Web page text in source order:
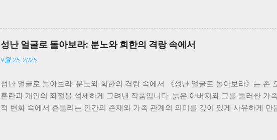
이야기가 아니라, 일제강점기부터 한국전쟁, 그리고 산업화 시대까지 격동의 시대
니다. 서희는 끊임없이 변화하는 시대 속에서 굴곡진 삶을 살아가지만, 그 속에서도
지를 보여줍니다. 그녀의 삶은 마치 끊임없이 흐르는 강물처럼, 때로는 잔잔하게, 때
삶을 따라가면서, 역사의 흐름 속에서 개인의 삶이 얼마나 쉽게 휘둘릴 수 있는지,
존과 번영에 대한 강한 의지를 느낄 수 있었습니다. 소설 속 인물들은 저마다의 고유
과 모순을 보여주는 단면이기도 합니다. 특히, 봉수와 서희의 관계는 시대적 배경과
니다. 봉수와 서희의 사랑은 시대의 아픔과 희생을 담고 있으며, 그들의 관계를 통
를 다시 한번 생각해 보게 되었습니다. 그들의 삶은 비극적인 결말을 맞지만, 그들의
성난 얼굴로 돌아보라: 분노와 회한의 격랑 속에서
9월 25, 2025
성난 얼굴로 돌아보라: 분노와 회한의 격랑 속에서 《성난 얼굴로 돌아보라》는 존
혼란과 개인의 좌절을 섬세하게 그려낸 작품입니다. 늙은 아버지와 그를 둘러싼 가
적 변화 속에서 흔들리는 인간의 존재와 가족 관계의 의미를 깊이 있게 사유하게 만
터는 전쟁 후 삶의 낙오자로 전락한 인물입니다. 그는 젊은 시절의 꿈과 열정을 잃